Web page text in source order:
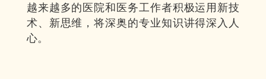
越来越多的医院和医务工作者积极运用新技
术、新思维，将深奥的专业知识讲得深入人
心。